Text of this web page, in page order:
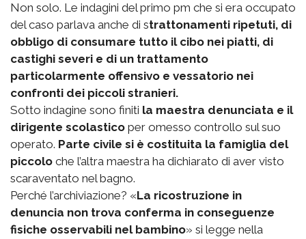
Non solo. Le indagini del primo pm che si era occupato
del caso parlava anche di strattonamenti ripetuti, di
obbligo di consumare tutto il cibo nei piatti, di
castighi severi e di un trattamento
particolarmente offensivo e vessatorio nei
confronti dei piccoli stranieri.
Sotto indagine sono finiti la maestra denunciata e il
dirigente scolastico per omesso controllo sul suo
operato. Parte civile si è costituita la famiglia del
piccolo che l’altra maestra ha dichiarato di aver visto
scaraventato nel bagno.
Perché l’archiviazione? «La ricostruzione in
denuncia non trova conferma in conseguenze
fisiche osservabili nel bambino» si legge nella